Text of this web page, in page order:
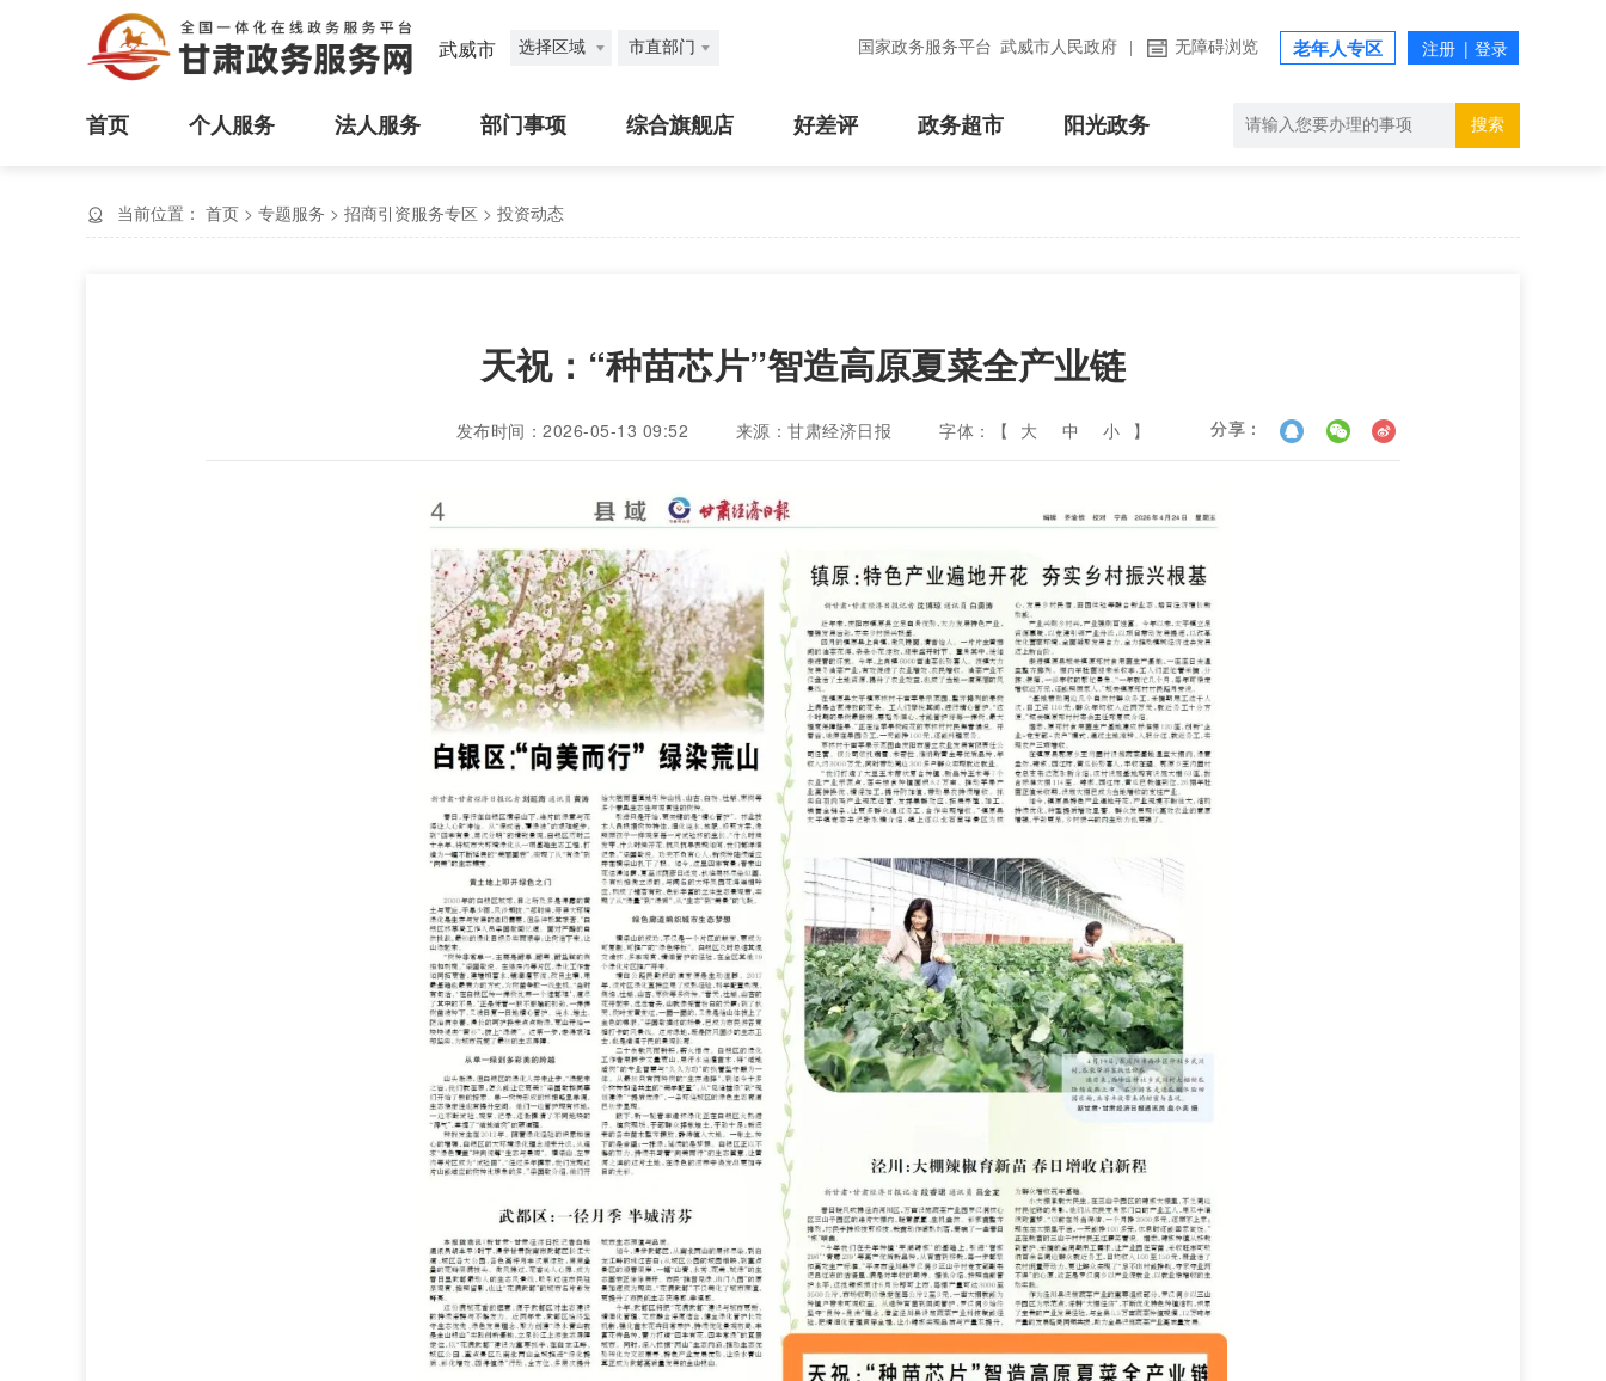
武威市 选择区域 市直部门 国家政务服务平台 武威市人民政府 无障碍浏览 老年人专区
首页 个人服务 法人服务 部门事项 综合旗舰店 好差评 政务超市 阳光政务 搜索
当前位置： 首页 > 专题服务 > 招商引资服务专区 > 投资动态
天祝：“种苗芯片”智造高原夏菜全产业链
发布时间：2026-05-13 09:52 来源：甘肃经济日报 字体：【 大 中 小 】 分享：